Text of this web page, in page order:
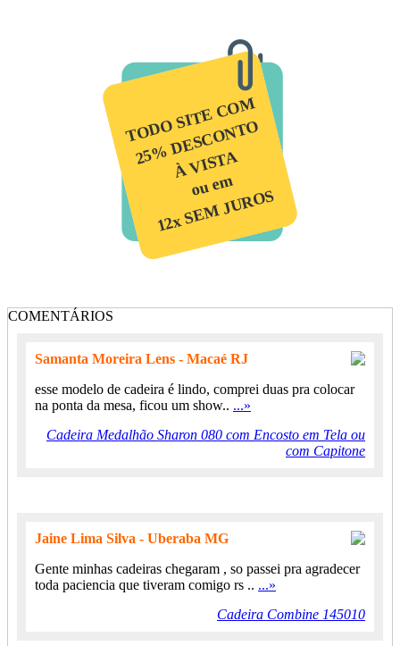
TODO SITE COM
25% DESCONTO
À VISTA
ou em
12x SEM JUROS
COMENTÁRIOS
Samanta Moreira Lens - Macaé RJ
esse modelo de cadeira é lindo, comprei duas pra colocar
na ponta da mesa, ficou um show.. ...»
Cadeira Medalhão Sharon 080 com Encosto em Tela ou
com Capitone
Jaine Lima Silva - Uberaba MG
Gente minhas cadeiras chegaram , so passei pra agradecer
toda paciencia que tiveram comigo rs .. ...»
Cadeira Combine 145010